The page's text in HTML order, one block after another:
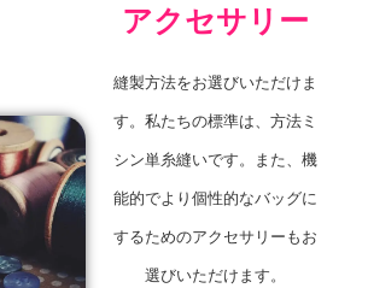
アクセサリー
縫製方法をお選びいただけま
す。私たちの標準は、方法ミ
シン単糸縫いです。また、機
能的でより個性的なバッグに
するためのアクセサリーもお
選びいただけます。